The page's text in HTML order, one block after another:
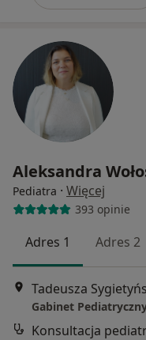
Aleksandra
Pediatra · Więcej
393 opinie
Adres 1 Adres 2
Tadeusza
Gabinet
Konsultacja